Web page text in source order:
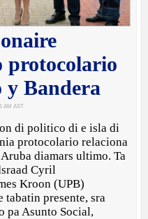
protocolario
Bandera
AM AST
di politico di e isla di
protocolario relaciona
diamars ultimo. Ta
Cyril
Kroon (UPB)
presente, sra
pa Asunto Social,